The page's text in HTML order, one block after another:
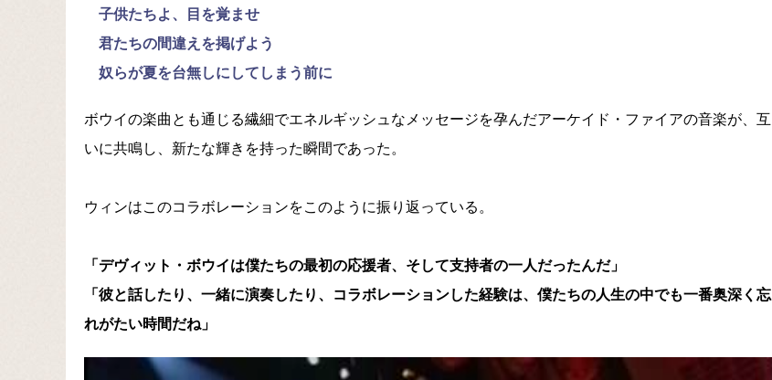
子供たちよ、目を覚ませ
君たちの間違えを掲げよう
奴らが夏を台無しにしてしまう前に
ボウイの楽曲とも通じる繊細でエネルギッシュなメッセージを孕んだアーケイド・ファイアの音楽が、互
いに共鳴し、新たな輝きを持った瞬間であった。
ウィンはこのコラボレーションをこのように振り返っている。
「デヴィット・ボウイは僕たちの最初の応援者、そして支持者の一人だったんだ」
「彼と話したり、一緒に演奏したり、コラボレーションした経験は、僕たちの人生の中でも一番奥深く忘
れがたい時間だね」